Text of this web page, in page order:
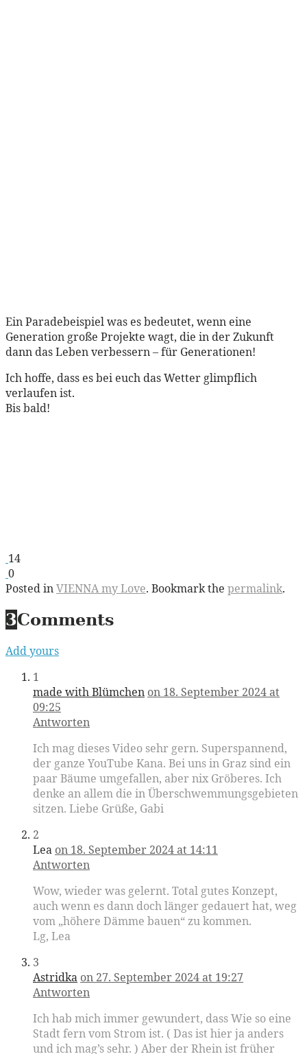
Ein Paradebeispiel was es bedeutet, wenn eine
Generation große Projekte wagt, die in der Zukunft
dann das Leben verbessern – für Generationen!
Ich hoffe, dass es bei euch das Wetter glimpflich
verlaufen ist.
Bis bald!
14
0
Posted inVIENNA my Love. Bookmark the permalink.
3Comments
Add yours
1
made with Blümchen on 18. September 2024 at
09:25
Antworten
Ich mag dieses Video sehr gern. Superspannend,
der ganze YouTube Kana. Bei uns in Graz sind ein
paar Bäume umgefallen, aber nix Gröberes. Ich
denke an allem die in Überschwemmungsgebieten
sitzen. Liebe Grüße, Gabi
2
Lea on 18. September 2024 at 14:11
Antworten
Wow, wieder was gelernt. Total gutes Konzept,
auch wenn es dann doch länger gedauert hat, weg
vom „höhere Dämme bauen“ zu kommen.
Lg, Lea
3
Astridka on 27. September 2024 at 19:27
Antworten
Ich hab mich immer gewundert, dass Wie so eine
Stadt fern vom Strom ist. ( Das ist hier ja anders
und ich mag’s sehr. ) Aber der Rhein ist früher